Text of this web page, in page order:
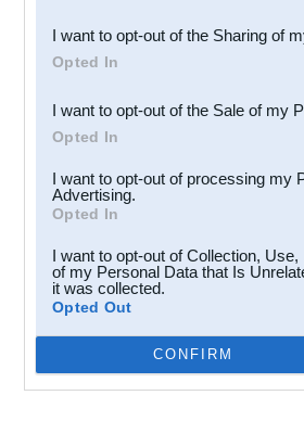
Downstream Participants
third parties.
I want to opt-out of the Sharing of
Opted In
I want to opt-out of the Sale of my
Opted In
I want to opt-out of processing my
Advertising.
Opted In
I want to opt-out of Collection,
of my Personal Data that Is
it was collected.
Opted Out
CONFIRM